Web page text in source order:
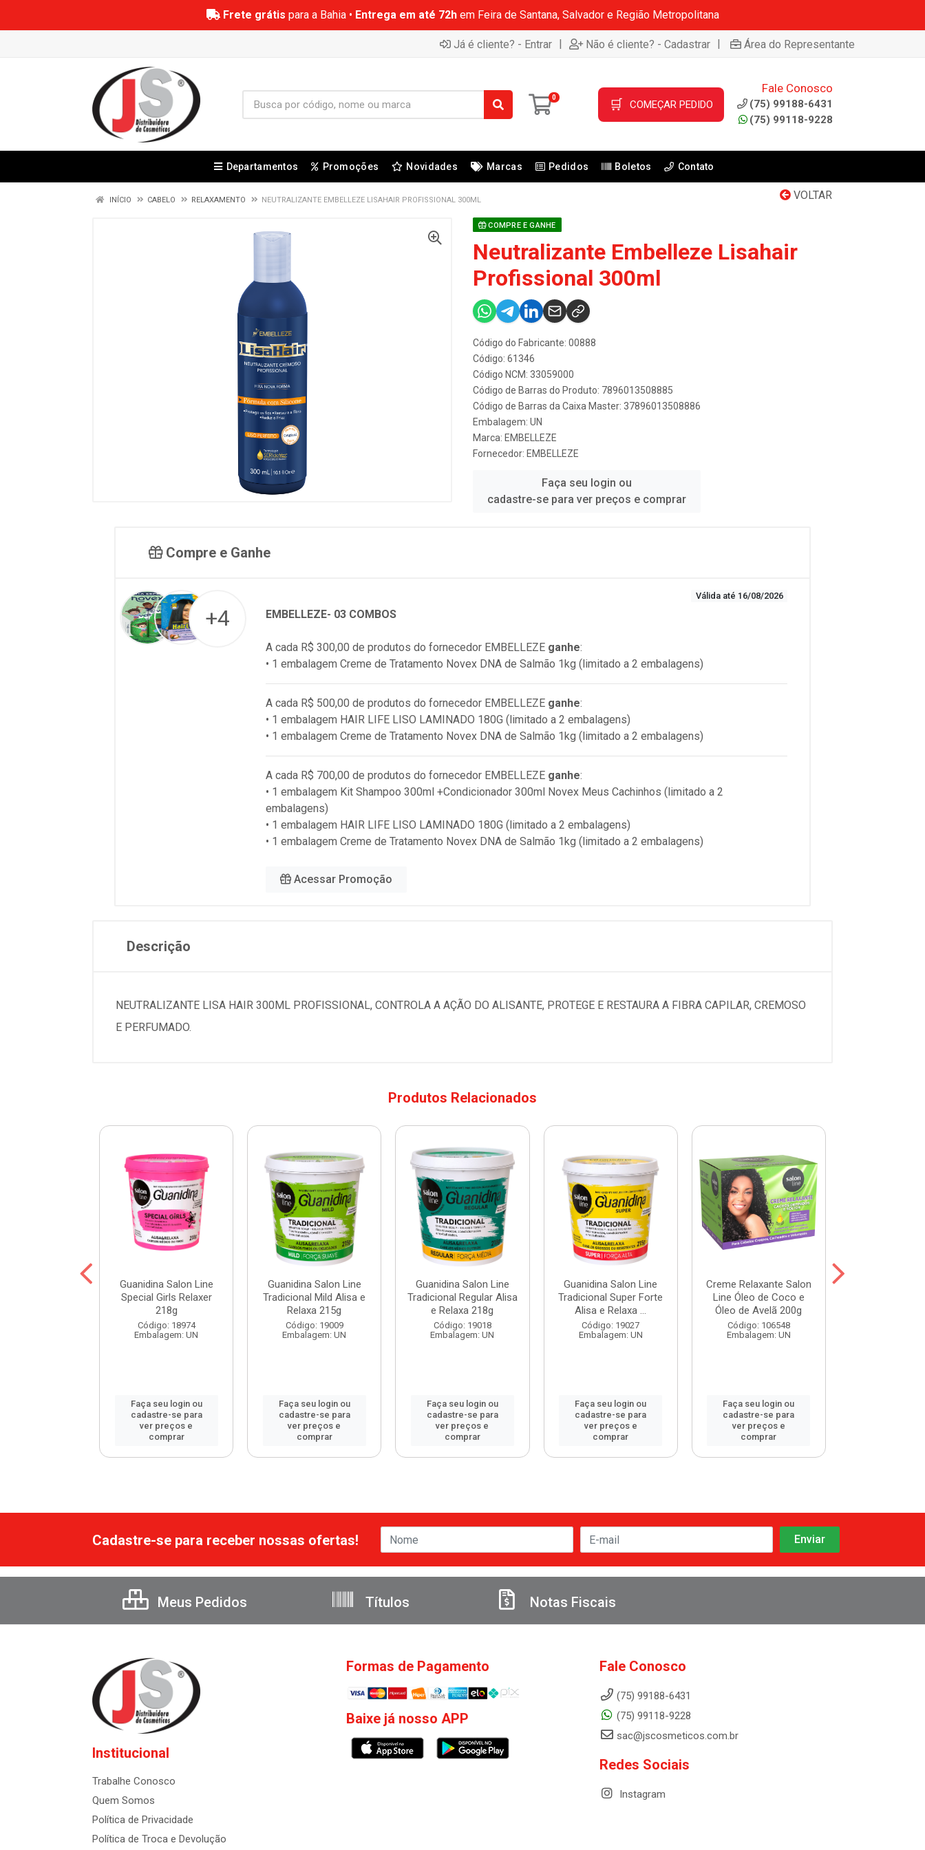
Frete grátis para a Bahia • Entrega em até 72hem Feira de Santana, Salvador e Região Metropolitana
Já é cliente? - Entrar | Não é cliente? - Cadastrar | Área do Representante
0 🛒 COMEÇAR PEDIDO
Fale Conosco
(75) 99188-6431
(75) 99118-9228
Departamentos Promoções Novidades Marcas Pedidos Boletos Contato
VOLTAR
INÍCIO CABELO RELAXAMENTO NEUTRALIZANTE EMBELLEZE LISAHAIR PROFISSIONAL 300ML
COMPRE E GANHE
Neutralizante Embelleze Lisahair
Profissional 300ml
Código do Fabricante: 00888
Código: 61346
Código NCM: 33059000
Código de Barras do Produto: 7896013508885
Código de Barras da Caixa Master: 37896013508886
Embalagem: UN
Marca: EMBELLEZE
Fornecedor: EMBELLEZE
Faça seu login ou
cadastre-se para ver preços e comprar
Compre e Ganhe
+4
Válida até 16/08/2026
EMBELLEZE- 03 COMBOS
A cada R$ 300,00 de produtos do fornecedor EMBELLEZE ganhe:
• 1 embalagem Creme de Tratamento Novex DNA de Salmão 1kg (limitado a 2 embalagens)
A cada R$ 500,00 de produtos do fornecedor EMBELLEZE ganhe:
• 1 embalagem HAIR LIFE LISO LAMINADO 180G (limitado a 2 embalagens)
• 1 embalagem Creme de Tratamento Novex DNA de Salmão 1kg (limitado a 2 embalagens)
A cada R$ 700,00 de produtos do fornecedor EMBELLEZE ganhe:
• 1 embalagem Kit Shampoo 300ml +Condicionador 300ml Novex Meus Cachinhos (limitado a 2
embalagens)
• 1 embalagem HAIR LIFE LISO LAMINADO 180G (limitado a 2 embalagens)
• 1 embalagem Creme de Tratamento Novex DNA de Salmão 1kg (limitado a 2 embalagens)
Acessar Promoção
Descrição
NEUTRALIZANTE LISA HAIR 300ML PROFISSIONAL, CONTROLA A AÇÃO DO ALISANTE, PROTEGE E RESTAURA A FIBRA CAPILAR, CREMOSO
E PERFUMADO.
Produtos Relacionados
Guanidina Salon Line
Special Girls Relaxer
218g
Código: 18974
Embalagem: UN
Faça seu login ou
cadastre-se para
ver preços e
comprar
Guanidina Salon Line
Tradicional Mild Alisa e
Relaxa 215g
Código: 19009
Embalagem: UN
Faça seu login ou
cadastre-se para
ver preços e
comprar
Guanidina Salon Line
Tradicional Regular Alisa
e Relaxa 218g
Código: 19018
Embalagem: UN
Faça seu login ou
cadastre-se para
ver preços e
comprar
Guanidina Salon Line
Tradicional Super Forte
Alisa e Relaxa ...
Código: 19027
Embalagem: UN
Faça seu login ou
cadastre-se para
ver preços e
comprar
Creme Relaxante Salon
Line Óleo de Coco e
Óleo de Avelã 200g
Código: 106548
Embalagem: UN
Faça seu login ou
cadastre-se para
ver preços e
comprar
Cadastre-se para receber nossas ofertas!
Meus Pedidos Títulos Notas Fiscais
Institucional
Trabalhe Conosco
Quem Somos
Política de Privacidade
Política de Troca e Devolução
Formas de Pagamento
Baixe já nosso APP
Fale Conosco
(75) 99188-6431
(75) 99118-9228
sac@jscosmeticos.com.br
Redes Sociais
Instagram